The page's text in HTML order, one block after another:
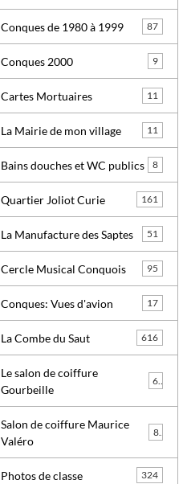
Conques de 1980 à 1999 87
Conques 2000 9
Cartes Mortuaires 11
La Mairie de mon village 11
Bains douches et WC publics 8
Quartier Joliot Curie 161
La Manufacture des Saptes 51
Cercle Musical Conquois 95
Conques: Vues d'avion 17
La Combe du Saut 616
Le salon de coiffure
Gourbeille
Salon de coiffure Maurice
Valéro
8
Photos de classe 324